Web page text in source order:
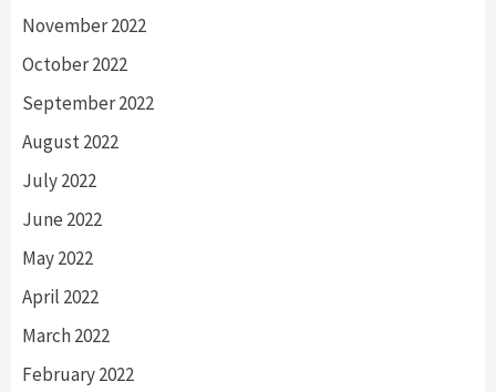
November 2022
October 2022
September 2022
August 2022
July 2022
June 2022
May 2022
April 2022
March 2022
February 2022